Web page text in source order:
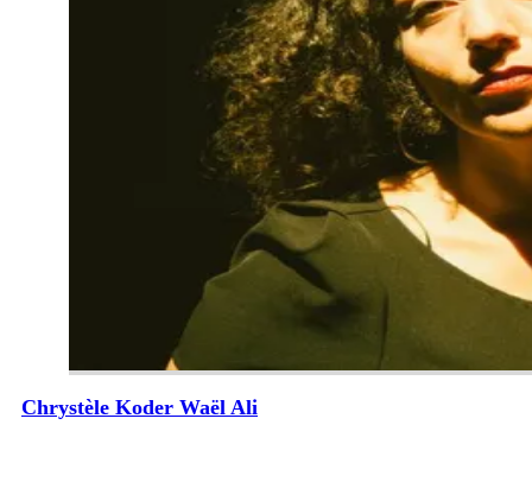
Chrystèle Koder Waël Ali